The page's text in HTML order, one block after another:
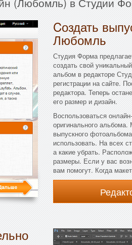
Cоздать
Любомль
Студия Форма
создать свой
альбом в редакторе
регистрации на сайте.
редактора. Теперь
его размер и дизайн.
Воспользоваться
оригинального
выпускного
использовать. На всех
а какие убрать.
размеры. Если у вас
вам помогут. Когда